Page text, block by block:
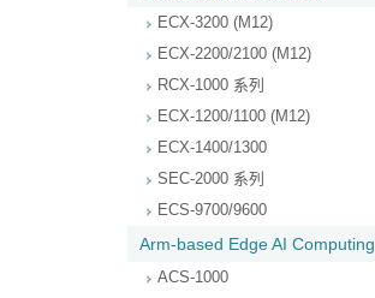
ECX-3200 (M12)
ECX-2200/2100 (M12)
RCX-1000 系列
ECX-1200/1100 (M12)
ECX-1400/1300
SEC-2000 系列
ECS-9700/9600
Arm-based Edge AI Computing
ACS-1000